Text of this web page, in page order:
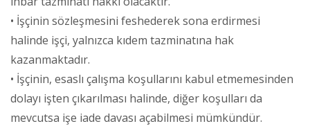
• İşçinin sözleşmesini feshederek sona erdirmesi
halinde işçi, yalnızca kıdem tazminatına hak
kazanmaktadır.
• İşçinin, esaslı çalışma koşullarını kabul etmemesinden
dolayı işten çıkarılması halinde, diğer koşulları da
mevcutsa işe iade davası açabilmesi mümkündür.